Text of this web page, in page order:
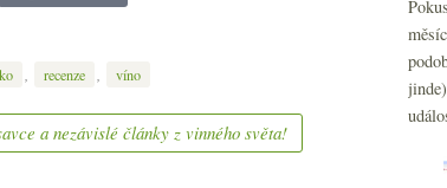
recenze víno
a nezávislé články z vinného světa!